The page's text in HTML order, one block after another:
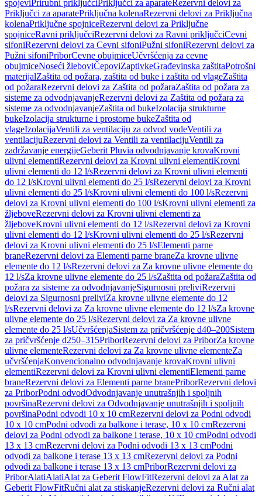
spojeviPrirubni priključciPriključci za aparateRezervni delovi za
Priključci za aparatePriključna kolenaRezervni delovi za Priključna
kolenaPriključne spojniceRezervni delovi za Priključne
spojniceRavni priključciRezervni delovi za Ravni priključciCevni
sifoniRezervni delovi za Cevni sifoniPužni sifoniRezervni delovi za
Pužni sifoniPriborCevne obujmiceUčvršćenja za cevne
obujmiceNoseći žleboviČepoviZaptivkeGrađevinska zaštitaPotrošni
materijalZaštita od požara, zaštita od buke i zaštita od vlageZaštita
od požaraRezervni delovi za Zaštita od požaraZaštita od požara za
sisteme za odvodnjavanjeRezervni delovi za Zaštita od požara za
sisteme za odvodnjavanjeZaštita od bukeIzolacija strukturne
bukeIzolacija strukturne i prostorne bukeZaštita od
vlageIzolacijaVentili za ventilaciju za odvod vodeVentili za
ventilacijuRezervni delovi za Ventili za ventilacijuVentili za
zadržavanje energijeGeberit Pluvia odvodnjavanje krovaKrovni
ulivni elementiRezervni delovi za Krovni ulivni elementiKrovni
ulivni elementi do 12 l/sRezervni delovi za Krovni ulivni elementi
do 12 l/sKrovni ulivni elementi do 25 l/sRezervni delovi za Krovni
ulivni elementi do 25 l/sKrovni ulivni elementi do 100 l/sRezervni
delovi za Krovni ulivni elementi do 100 l/sKrovni ulivni elementi za
žljeboveRezervni delovi za Krovni ulivni elementi za
žljeboveKrovni ulivni elementi do 12 l/sRezervni delovi za Krovni
ulivni elementi do 12 l/sKrovni ulivni elementi do 25 l/sRezervni
delovi za Krovni ulivni elementi do 25 l/sElementi parne
braneRezervni delovi za Elementi parne braneZa krovne ulivne
elemente do 12 l/sRezervni delovi za Za krovne ulivne elemente do
12 l/sZa krovne ulivne elemente do 25 l/sZaštita od požaraZaštita od
požara za sisteme za odvodnjavanjeSigurnosni preliviRezervni
delovi za Sigurnosni preliviZa krovne ulivne elemente do 12
l/sRezervni delovi za Za krovne ulivne elemente do 12 l/sZa krovne
ulivne elemente do 25 l/sRezervni delovi za Za krovne ulivne
elemente do 25 l/sUčvršćenjaSistem za pričvršćenje d40–200Sistem
za pričvršćenje d250–315PriborRezervni delovi za PriborZa krovne
ulivne elementeRezervni delovi za Za krovne ulivne elementeZa
učvršćenjaKonvencionalno odvodnjavanje krovaKrovni ulivni
elementiRezervni delovi za Krovni ulivni elementiElementi parne
braneRezervni delovi za Elementi parne branePriborRezervni delovi
za PriborPodni odvodOdvodnjavanje unutrašnjih i spoljnih
površinaRezervni delovi za Odvodnjavanje unutrašnjih i spoljnih
površinaPodni odvodi 10 x 10 cmRezervni delovi za Podni odvodi
10 x 10 cmPodni odvodi za balkone i terase, 10 x 10 cmRezervni
delovi za Podni odvodi za balkone i terase, 10 x 10 cmPodni odvodi
13 x 13 cmRezervni delovi za Podni odvodi 13 x 13 cmPodni
odvodi za balkone i terase 13 x 13 cmRezervni delovi za Podni
odvodi za balkone i terase 13 x 13 cmPriborRezervni delovi za
PriborAlatiAlatiAlat za Geberit FlowFitRezervni delovi za Alat za
Geberit FlowFitRučni alat za stiskanjeRezervni delovi za Ručni alat